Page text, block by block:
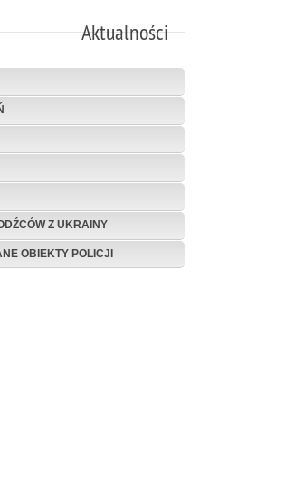
Aktualności
Z UKRAINY
OBIEKTY POLICJI